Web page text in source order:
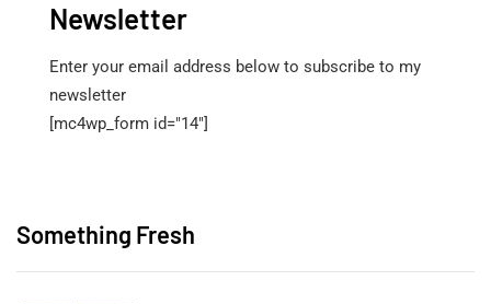
Newsletter
Enter your email address below to subscribe to my
newsletter
[mc4wp_form id="14"]
Something Fresh